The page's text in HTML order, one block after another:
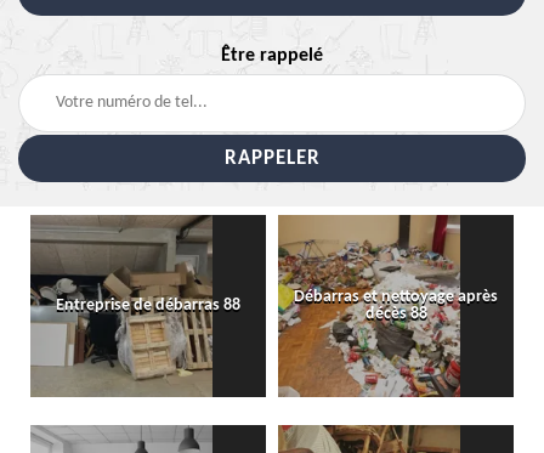
Être rappelé
Entreprise de débarras 88
Débarras et nettoyage après
décès 88